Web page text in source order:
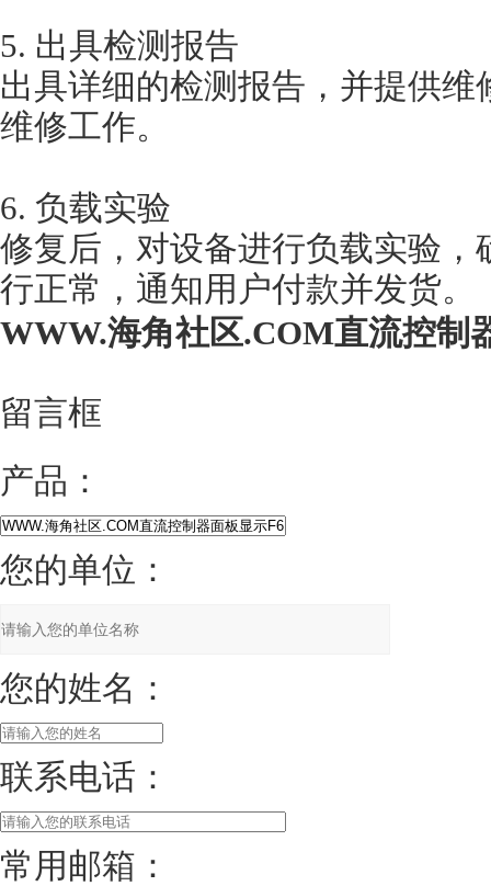
5. 出具检测报告
出具详细的检测报告，并提供维
维修工作。
6. 负载实验
修复后，对设备进行负载实验
行正常，通知用户付款并发货。
WWW.海角社区.COM直流控制
留言框
产品：
您的单位：
您的姓名：
联系电话：
常用邮箱：